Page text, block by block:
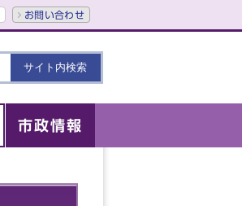
お問い合わせ
市政情報